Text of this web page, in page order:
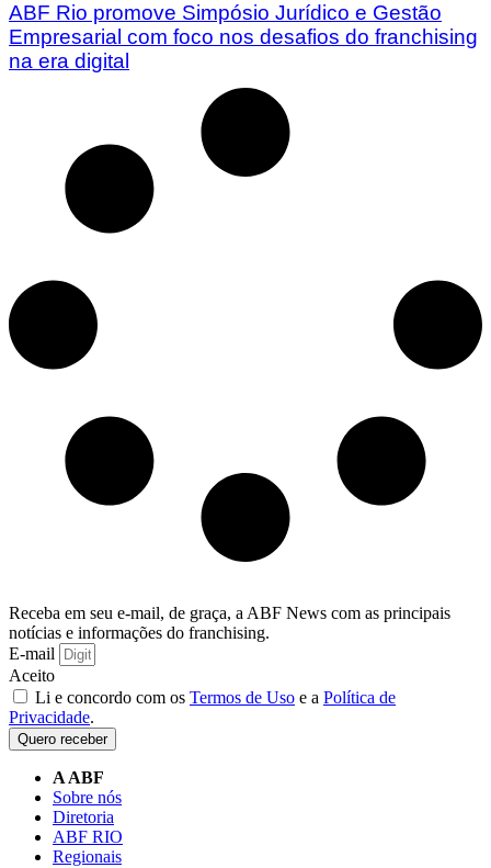
ABF Rio promove Simpósio Jurídico e Gestão
Empresarial com foco nos desafios do franchising
na era digital
Receba em seu e-mail, de graça, a ABF News com as principais
notícias e informações do franchising.
E-mail
Aceito
Li e concordo com os Termos de Uso e a Política de
Privacidade.
Quero receber
A ABF
Sobre nós
Diretoria
ABF RIO
Regionais